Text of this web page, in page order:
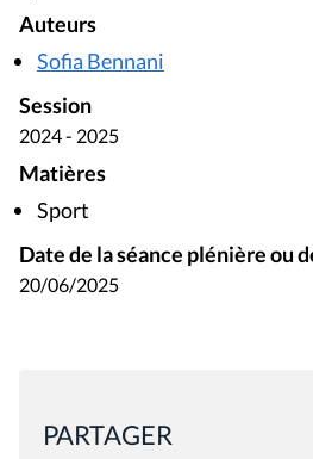
Auteurs
Sofia Bennani
Session
2024 - 2025
Matières
Sport
Date de la séance plénière ou
20/06/2025
PARTAGER